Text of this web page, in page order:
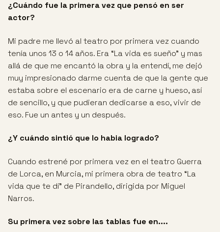
¿Cuándo fue la primera vez que pensó en ser
actor?
Mi padre me llevó al teatro por primera vez cuando
tenía unos 13 o 14 años. Era “La vida es sueño” y mas
allá de que me encantó la obra y la entendí, me dejó
muy impresionado darme cuenta de que la gente que
estaba sobre el escenario era de carne y hueso, así
de sencillo, y que pudieran dedicarse a eso, vivir de
eso. Fue un antes y un después.
¿Y cuándo sintió que lo habia logrado?
Cuando estrené por primera vez en el teatro Guerra
de Lorca, en Murcia, mi primera obra de teatro “La
vida que te dí” de Pirandello, dirigida por Miguel
Narros.
Su primera vez sobre las tablas fue en....